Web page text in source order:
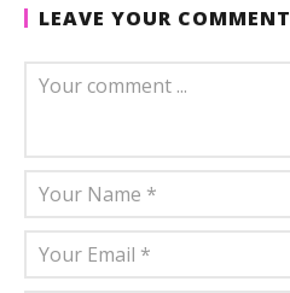
LEAVE YOUR COMMENT